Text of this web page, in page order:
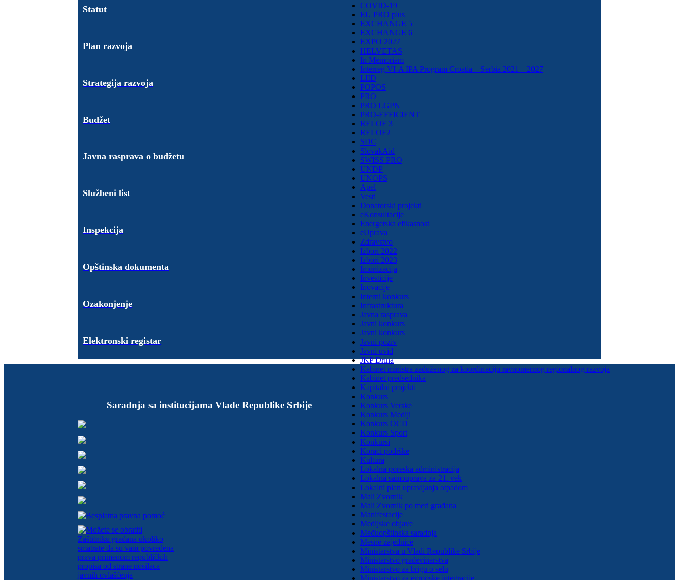
COVID-19
EU PRO plus
EXCHANGE 5
EXCHANGE 6
EXPO 2027
HELVETAS
In Memoriam
Interreg VI-A IPA Program Croatia – Serbia 2021 – 2027
LIID
POPOS
PRO
PRO LGPN
PRO-EFFICIENT
RELOF 3
RELOF2
SDC
SlovakAid
SWISS PRO
UNDP
UNOPS
Apel
Vesti
Donatorski projekti
eKonsultacije
Energetska efikasnost
eUprava
Zdravstvo
Izbori 2022
Izbori 2023
Imunizacija
Investicije
Inovacije
Interni konkurs
Infrastruktura
Javna rasprava
Javni konkurs
Javni konkurs
Javni poziv
Javni uvid
JKP Drina
Kabinet ministra zaduženog za koordinaciju ravnomernog regionalnog razvoja
Kabinet predsednika
Kapitalni projekti
Konkurs
Konkurs Verske
Konkurs Mediji
Konkurs OCD
Konkurs Sport
Konkursi
Koraci podrške
Kultura
Lokalna poreska administracija
Lokalna samouprava za 21. vek
Lokalni plan upravljanja otpadom
Mali Zvornik
Mali Zvornik po meri građana
Manifestacije
Medijske objave
Međuopštinska saradnja
Mesne zajednice
Ministarstva u Vladi Republike Srbije
Ministarstvo građevinarstva
Ministarstvo za brigu o selu
Ministarstvo za evropske integracije
Statut
Plan razvoja
Strategija razvoja
Budžet
Javna rasprava o budžetu
Službeni list
Inspekcija
Opštinska dokumenta
Ozakonjenje
Elektronski registar
Saradnja sa institucijama Vlade Republike Srbije